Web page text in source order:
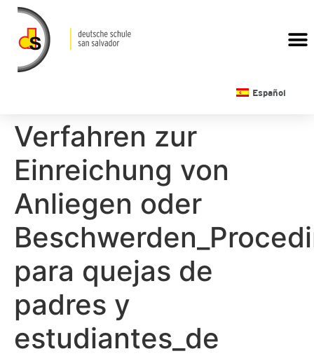
Español
Verfahren zur
Einreichung von
Anliegen oder
para quejas de
padres y
estudiantes_de